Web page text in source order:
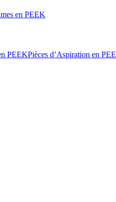
en PEEK
PEEKPièces d’Aspiration en